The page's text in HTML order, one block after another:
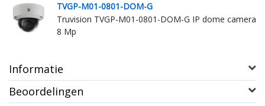
TVGP-M01-0801-DOM-G
Truvision TVGP-M01-0801-DOM-G IP dome camera
8 Mp
Informatie
Beoordelingen